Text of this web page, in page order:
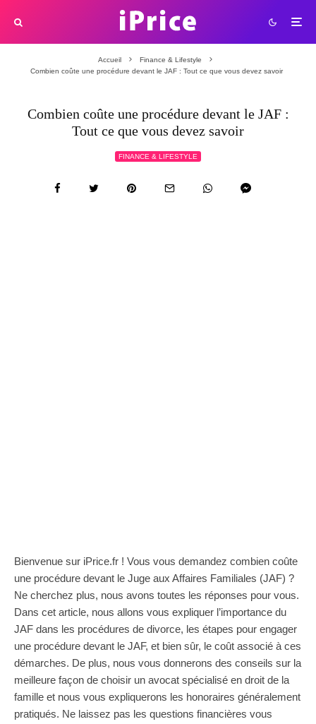
Accueil
Finance & Lifestyle
Combien coûte une procédure devant le JAF : Tout ce que vous devez savoir
Combien coûte une procédure devant le JAF :
Tout ce que vous devez savoir
FINANCE & LIFESTYLE
Bienvenue sur iPrice.fr ! Vous vous demandez combien coûte
une procédure devant le Juge aux Affaires Familiales (JAF) ?
Ne cherchez plus, nous avons toutes les réponses pour vous.
Dans cet article, nous allons vous expliquer l’importance du
JAF dans les procédures de divorce, les étapes pour engager
une procédure devant le JAF, et bien sûr, le coût associé à ces
démarches. De plus, nous vous donnerons des conseils sur la
meilleure façon de choisir un avocat spécialisé en droit de la
famille et nous vous expliquerons les honoraires généralement
pratiqués. Ne laissez pas les questions financières vous